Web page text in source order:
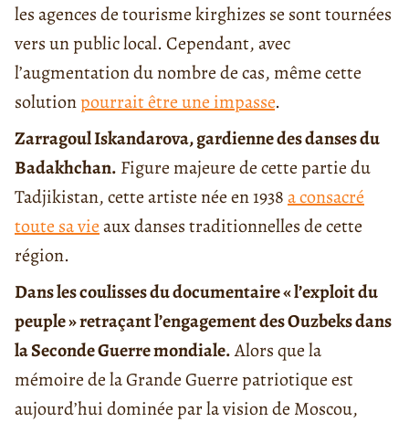
les agences de tourisme kirghizes se sont tournées
vers un public local. Cependant, avec
l’augmentation du nombre de cas, même cette
solutionpourrait être une impasse.
Zarragoul Iskandarova, gardienne des danses du
Badakhchan. Figure majeure de cette partie du
Tadjikistan, cette artiste née en 1938a consacré
toute sa vieaux danses traditionnelles de cette
région.
Dans les coulisses du documentaire « l’exploit du
peuple » retraçant l’engagement des Ouzbeks dans
la Seconde Guerre mondiale.Alors que la
mémoire de la Grande Guerre patriotique est
aujourd’hui dominée par la vision de Moscou,